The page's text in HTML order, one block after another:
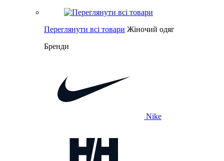
Переглянути всі товари Жіночий одяг
Бренди
Nike